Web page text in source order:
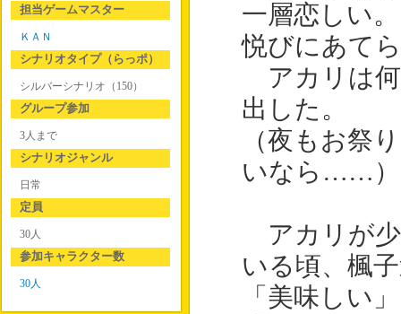
一層恋しい
悦びにあて
アカリは何
出した。
（夜もお祭
いなら……）
アカリが少
いる頃、楓
「美味しい」
担当ゲームマスター
ＫＡＮ
シナリオタイプ（らっポ）
シルバーシナリオ（150）
グループ参加
3人まで
シナリオジャンル
日常
定員
30人
参加キャラクター数
30人